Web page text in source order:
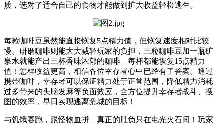
质，选对了适合自己的食物才能做到扩大收益轻松逃生。
每粒咖啡豆虽然能直接恢复5点精力值，但恢复速度相对比较
慢。研磨咖啡则能大大减轻玩家的负担，三粒咖啡豆加一瓶矿
泉水就能产出三杯香味浓郁的咖啡，每杯都能恢复15点精力
值！怎样收益更高，相信各位幸存者心中已经有了答案。通过
携带咖啡，幸存者可以保证精力处于正常范围，降低精力消耗
过多带来的头脑发麻等负面效应，全方位提升幸存者战斗、搜
图的效率，早日实现逃离危城的目标！
与饥饿赛跑，跟怪物血拼，真正的胜负只在电光火石间！玩家